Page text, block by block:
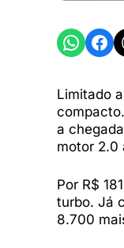
Share onShare
Limitado
a
motor 2.0
Por R$
turbo. Já
8.700